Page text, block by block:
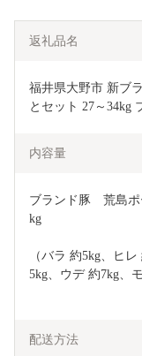
返礼品名
福井県大野市 新ブ
とセット 27～34kg
内容量
ブランド豚　荒島
kg
（バラ 約5kg、ヒ
5kg、ウデ 約7kg、
配送方法